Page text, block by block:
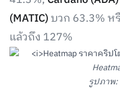
(MATIC)บวก 63.3% ห
แล้วถึง 127%
รูปภาพ: